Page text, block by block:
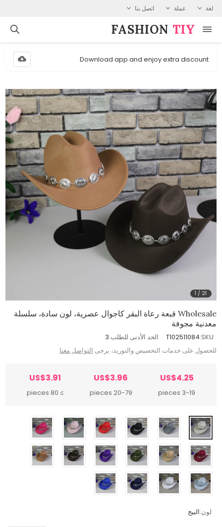
لغة عملة اتصل بنا
FASHION⁠ TIY
Download app and enjoy extra discount
1 / 21
Wholesale قبعة رعاة البقر كاجوال عصرية، لون سادة، سلسلة
معدنية مجوفة
SKU:
T102511084 الحد الأدنى للطلب:3
للحصول على خدمات التخصيص والتوريد، يرجى التواصل معنا
US$4.25
3-19 pieces
US$3.96
20-79 pieces
US$3.91
≥ 80 pieces
لون:البيج